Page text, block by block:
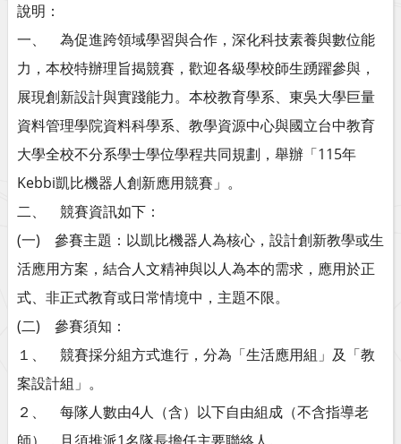
說明：
一、 為促進跨領域學習與合作，深化科技素養與數位能
力，本校特辦理旨揭競賽，歡迎各級學校師生踴躍參與，
展現創新設計與實踐能力。本校教育學系、東吳大學巨量
資料管理學院資料科學系、教學資源中心與國立台中教育
大學全校不分系學士學位學程共同規劃，舉辦「115年
Kebbi凱比機器人創新應用競賽」。
二、 競賽資訊如下：
(一) 參賽主題：以凱比機器人為核心，設計創新教學或生
活應用方案，結合人文精神與以人為本的需求，應用於正
式、非正式教育或日常情境中，主題不限。
(二) 參賽須知：
１、 競賽採分組方式進行，分為「生活應用組」及「教
案設計組」。
２、 每隊人數由4人（含）以下自由組成（不含指導老